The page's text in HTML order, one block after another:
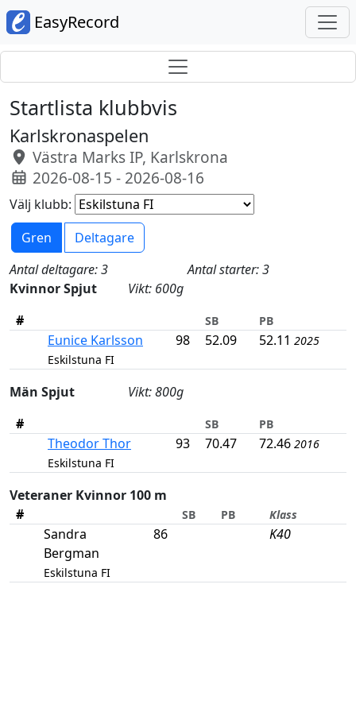
EasyRecord
Startlista klubbvis
Karlskronaspelen
Västra Marks IP, Karlskrona
2026-08-15 - 2026-08-16
Välj klubb:
Gren
Deltagare
Antal deltagare: 3
Antal starter: 3
Kvinnor Spjut
Vikt: 600g
#
SB PB
Eunice Karlsson
Eskilstuna FI
98 52.09 52.11 2025
Män Spjut
Vikt: 800g
#
SB PB
Theodor Thor
Eskilstuna FI
93 70.47 72.46 2016
Veteraner Kvinnor 100 m
#
SB PB Klass
Sandra
Bergman
Eskilstuna FI
86 K40